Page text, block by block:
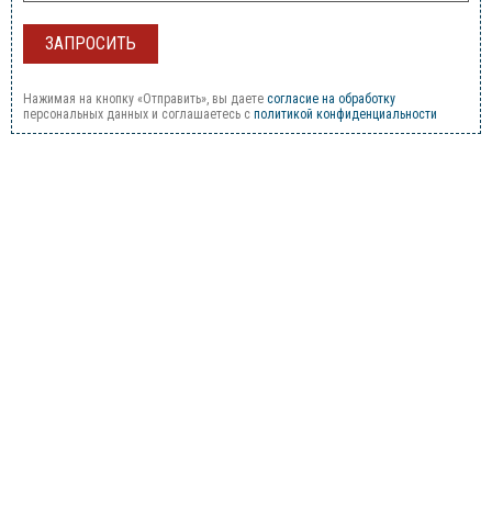
Нажимая на кнопку «Отправить», вы даете согласие на обработку
персональных данных и соглашаетесь c политикой конфиденциальности